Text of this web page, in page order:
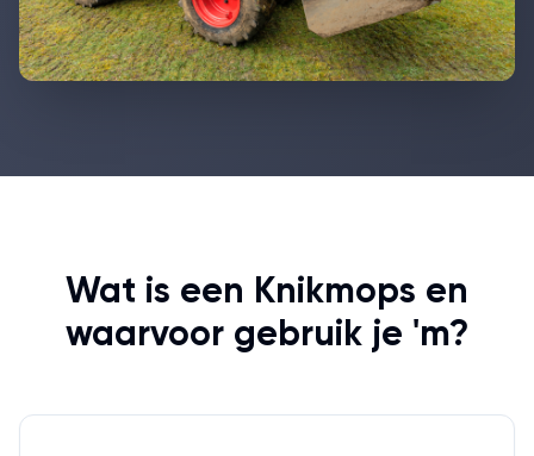
Wat is een Knikmops en
waarvoor gebruik je 'm?